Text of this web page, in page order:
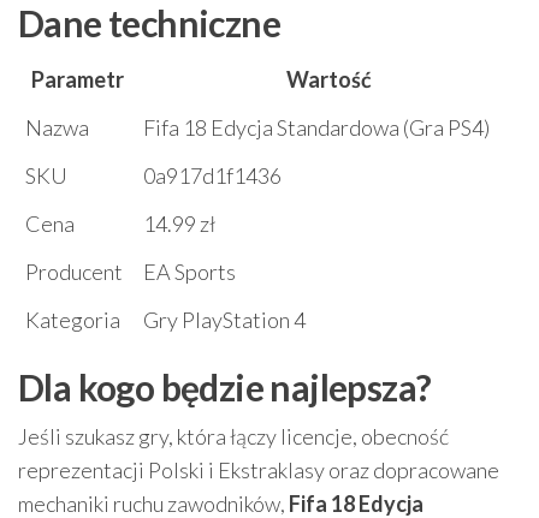
Dane techniczne
Parametr
Wartość
Nazwa
Fifa 18 Edycja Standardowa (Gra PS4)
SKU
0a917d1f1436
Cena
14.99 zł
Producent
EA Sports
Kategoria
Gry PlayStation 4
Dla kogo będzie najlepsza?
Jeśli szukasz gry, która łączy licencje, obecność
reprezentacji Polski i Ekstraklasy oraz dopracowane
mechaniki ruchu zawodników, Fifa 18 Edycja